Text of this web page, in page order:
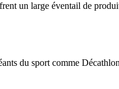
un large éventail de
du sport comme